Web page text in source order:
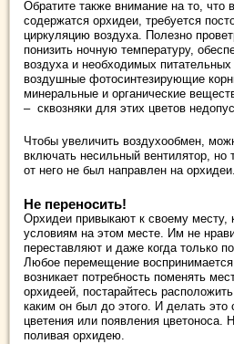
Обратите также внимание на то, что
содержатся орхидеи, требуется
циркуляцию воздуха. Полезно
понизить ночную температуру,
воздуха и необходимых
воздушные фотосинтезирующие
минеральные и органические
– сквозняки для этих цветов
Чтобы увеличить воздухообмен,
включать несильный вентилятор, но
от него не был направлен на орхидеи.
Не переносить!
Орхидеи привыкают к своему месту,
условиям на этом месте. Им не
переставляют и даже когда только
Любое перемещение
возникает потребность поменять
орхидеей, постарайтесь
каким он был до этого. И делать это
цветения или появления цветоноса.
поливая орхидею.